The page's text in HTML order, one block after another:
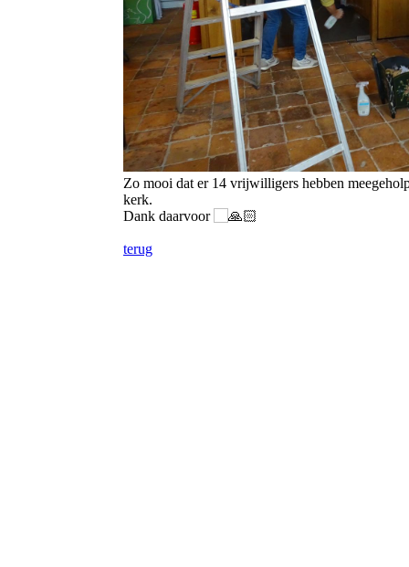
Zo mooi dat er 14 vrijwilligers hebben
kerk.
Dank daarvoor
terug